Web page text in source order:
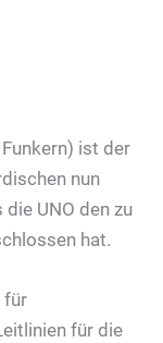
ist der
nun
UNO den zu
hat.
für
für die